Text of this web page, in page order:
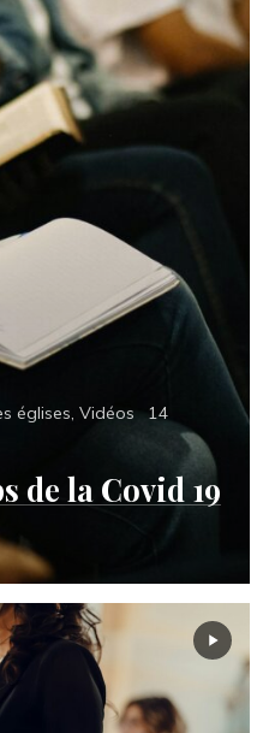
églises, Vidéos
Posted
14
de la Covid 19